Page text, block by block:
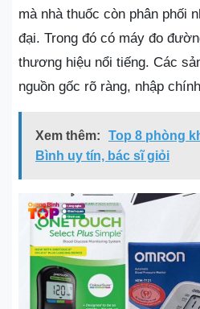
mà nhà thuốc còn phân phối
đại. Trong đó có máy đo
thương hiệu nổi tiếng. Các
nguồn gốc rõ ràng, nhập
Xem thêm:
Top 8 phòng
Bình uy tín, bác sĩ giỏi